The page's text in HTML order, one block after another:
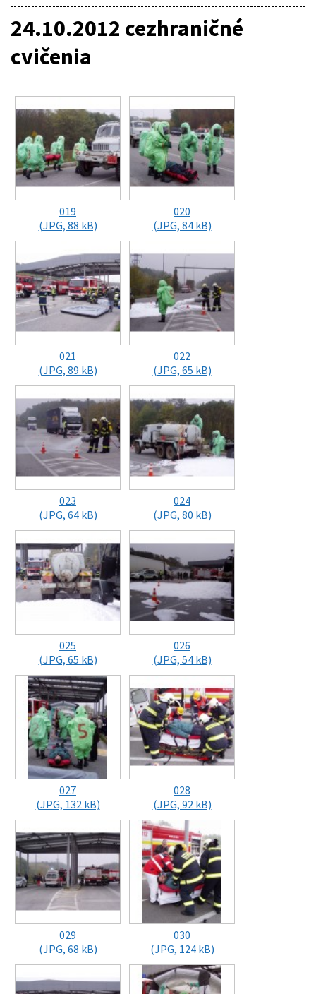
24.10.2012 cezhraničné
cvičenia
019
(JPG, 88 kB)
020
(JPG, 84 kB)
021
(JPG, 89 kB)
022
(JPG, 65 kB)
023
(JPG, 64 kB)
024
(JPG, 80 kB)
025
(JPG, 65 kB)
026
(JPG, 54 kB)
027
(JPG, 132 kB)
028
(JPG, 92 kB)
029
(JPG, 68 kB)
030
(JPG, 124 kB)